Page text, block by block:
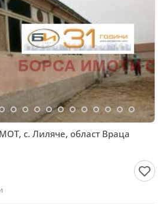
с. Лиляче, област Враца